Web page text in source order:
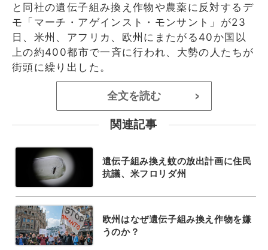
と同社の遺伝子組み換え作物や農薬に反対するデ
モ「マーチ・アゲインスト・モンサント」が23
日、米州、アフリカ、欧州にまたがる40か国以
上の約400都市で一斉に行われ、大勢の人たちが
街頭に繰り出した。
全文を読む >
関連記事
遺伝子組み換え蚊の放出計画に住民
抗議、米フロリダ州
欧州はなぜ遺伝子組み換え作物を嫌
うのか？